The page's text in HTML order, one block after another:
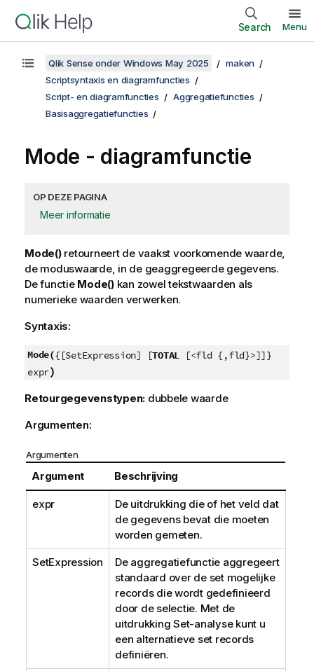
Search Menu
Qlik Sense onder Windows May 2025
maken
Scriptsyntaxis en diagramfuncties
Script- en diagramfuncties
Aggregatiefuncties
Basisaggregatiefuncties
Mode - diagramfunctie
OP DEZE PAGINA
Meer informatie
Mode() retourneert de vaakst voorkomende waarde,
de moduswaarde, in de geaggregeerde gegevens.
De functie Mode()kan zowel tekstwaarden als
numerieke waarden verwerken.
Syntaxis:
Mode({[SetExpression] [TOTAL [<fld {,fld}>]]}
expr)
Retourgegevenstypen: dubbele waarde
Argumenten:
Argumenten
Argument Beschrijving
expr
De uitdrukking die of het veld dat
de gegevens bevat die moeten
worden gemeten.
SetExpression
De aggregatiefunctie aggregeert
standaard over de set mogelijke
records die wordt gedefinieerd
door de selectie. Met de
uitdrukking Set-analyse kunt u
een alternatieve set records
definiëren.